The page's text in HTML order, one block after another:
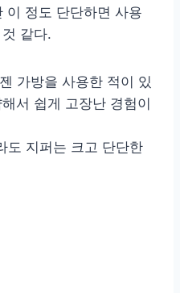
이 정도 단단하면 사용
같다.
가방을 사용한 적이 있
서 쉽게 고장난 경험이
도 지퍼는 크고 단단한